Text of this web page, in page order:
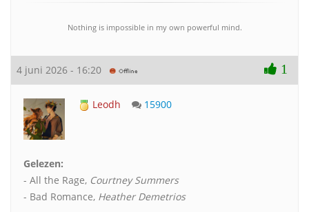
Nothing is impossible in my own powerful mind.
4 juni 2026 - 16:20 1
Leodh 15900
Gelezen:
- All the Rage, Courtney Summers
- Bad Romance, Heather Demetrios